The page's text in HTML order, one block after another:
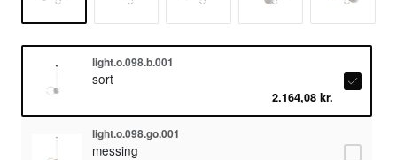
light.o.098.b.001
sort
2.164,08 kr.
light.o.098.go.001
messing